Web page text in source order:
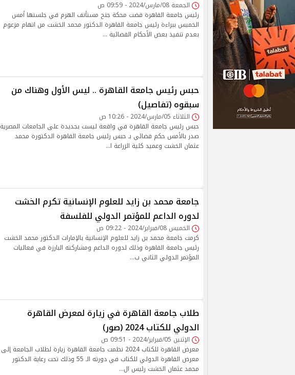
الجمعة 08/مارس/2024 - 09:59 ص
رئيس جامعة القاهرة قضت محكة جنح مستأنف الهرم في جلستها أمس
الخميس ببراءة رئيس جامعة القاهرة الدكتور محمد الخشت من اتهام مزعوم
بعدم تنفيذ بعض الأحكام القضائية …
حبس رئيس جامعة القاهرة .. ليس الأول وهناك من
سبقوه (تفاصيل)
الثلاثاء 05/مارس/2024 - 10:26 ص
حبس رئيس جامعة القاهرة في واقعة ليست بجديدة على الجامعات المصرية
صدر بالأمس حكم قضائي بـ حبس رئيس جامعة القاهرة الدكتورة محمد
عثمان الخشت وعميد كلية الزراعة ا…
جامعة محمد بن زايد للعلوم الإنسانية تكرم الخشت
لدوره الداعم للمؤتمر الدولي للفلسفة
الخميس 08/فبراير/2024 - 09:22 ص
كرمت جامعة محمد بن زايد للعلوم الإنسانية بالإمارات الدكتور محمد الخشت
رئيس جامعة القاهرة وذلك لدوره الداعم ومشاركته البارزة في فعاليات
المؤتمر الدولي الثاني ب…
طلاب جامعة القاهرة في زيارة لمعرض القاهرة
الدولي للكتاب 2024 (صور)
الإثنين 05/فبراير/2024 - 09:51 ص
معرض القاهرة للكتاب 2024 نظمت جامعة القاهرة زيارة لطلاب الجامعة إلى
معرض القاهرة الدولي للكتاب في دورته الـ 55 وذلك تحت رعاية الدكتور
محمد عثمان الخشت رئيس ال…